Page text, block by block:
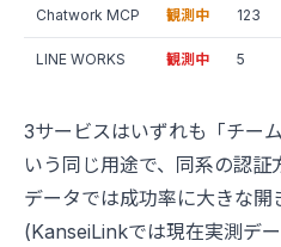
Chatwork MCP 観測中 123
LINE WORKS 観測中 5
3サービスはいずれも「チー
いう同じ用途で、同系の認
データでは成功率に大きな開
(KanseiLinkでは現在実測デ